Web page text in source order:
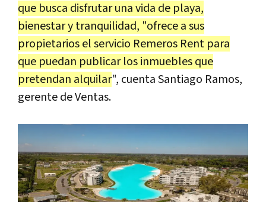
que busca disfrutar una vida de playa,
bienestar y tranquilidad, "ofrece a sus
propietarios el servicio Remeros Rent para
que puedan publicar los inmuebles que
pretendan alquilar", cuenta Santiago Ramos,
gerente de Ventas.